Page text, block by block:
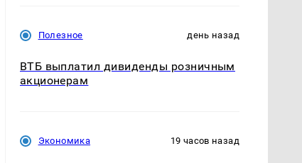
Полезное день назад
ВТБ выплатил дивиденды розничным
акционерам
Экономика 19 часов назад